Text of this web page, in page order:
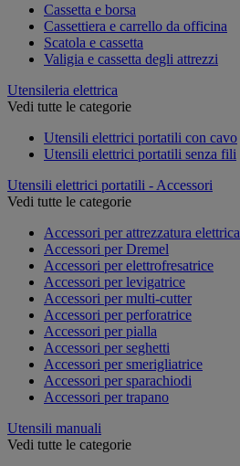
Cassetta e borsa
Cassettiera e carrello da officina
Scatola e cassetta
Valigia e cassetta degli attrezzi
Utensileria elettrica
Vedi tutte le categorie
Utensili elettrici portatili con cavo
Utensili elettrici portatili senza fili
Utensili elettrici portatili - Accessori
Vedi tutte le categorie
Accessori per attrezzatura elettrica
Accessori per Dremel
Accessori per elettrofresatrice
Accessori per levigatrice
Accessori per multi-cutter
Accessori per perforatrice
Accessori per pialla
Accessori per seghetti
Accessori per smerigliatrice
Accessori per sparachiodi
Accessori per trapano
Utensili manuali
Vedi tutte le categorie